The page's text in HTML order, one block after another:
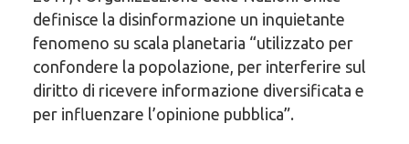
definisce la disinformazione un inquietante
fenomeno su scala planetaria “utilizzato per
confondere la popolazione, per interferire sul
diritto di ricevere informazione diversificata e
per influenzare l’opinione pubblica”.